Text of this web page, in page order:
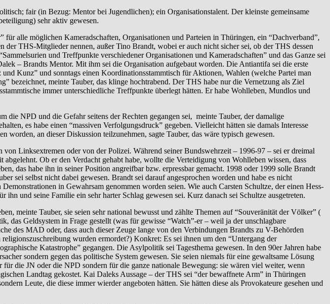
fair (in Bezug: Mentor bei Jugendlichen); ein Organisationstalent. Der kleinste gemeinsame
sehr aktiv gewesen.
alle möglichen Kameradschaften, Organisationen und Parteien in Thüringen, ein “Dachverband”,
der THS-Mitglieder nennen, außer Tino Brandt, wobei er auch nicht sicher sei, ob der THS dessen
und Treffpunkte verschiedener Organisationen und Kameradschaften” und das Ganze sei
– Brandts Mentor. Mit ihm sei die Organisation aufgebaut worden. Die Antiantifa sei die erste
Kunz” und sonntags einen Koordinationsstammtisch für Aktionen, Wahlen (welche Partei man
bezeichnet, meinte Tauber, das klinge hochtrabend. Der THS habe nur die Vernetzung als Ziel
immer unterschiedliche Treffpunkte überlegt hätten. Er habe Wohlleben, Mundlos und
NPD und die Gefahr seitens der Rechten gegangen sei, meinte Tauber, der damalige
es habe einen “massiven Verfolgungsdruck” gegeben. Vielleicht hätten sie damals Interesse
an dieser Diskussion teilzunehmen, sagte Tauber, das wäre typisch gewesen.
Linksextremen oder von der Polizei. Während seiner Bundswehrzeit – 1996-97 – sei er dreimal
Ob er den Verdacht gehabt habe, wollte die Verteidigung von Wohlleben wissen, dass
das habe ihn in seiner Position angreifbar bzw. erpressbar gemacht. 1998 oder 1999 solle Brandt
sei selbst nicht dabei gewesen. Brandt sei darauf angesprochen worden und habe es nicht
in Gewahrsam genommen worden seien. Wie auch Carsten Schultze, der einen Hess-
und seine Familie ein sehr harter Schlag gewesen sei. Kurz danach sei Schultze ausgetreten.
meinte Tauber, sie seien sehr national bewusst und zählte Themen auf “Souveränität der Völker” (
das Geldsystem in Frage gestellt (was für gewisse “Watch”-er – weil ja der unschlagbare
des MAD oder, dass auch dieser Zeuge lange von den Verbindungen Brandts zu V-Behörden
wurden ermordet?) Konkret: Es sei ihnen um den “Untergang der
Katastrophe” gegangen. Die Asylpolitik sei Tagesthema gewesen. In den 90er Jahren habe
sondern gegen das politische System gewesen. Sie seien niemals für eine gewaltsame Lösung
die JN oder die NPD sondern für die ganze nationale Bewegung: sie wären viel weiter, wenn
Landtag gekostet. Kai Daleks Aussage – der THS sei “der bewaffnete Arm” in Thüringen
Leute, die diese immer wierder angeboten hätten. Sie hätten diese als Provokateure gesehen und